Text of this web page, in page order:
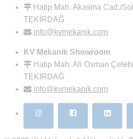
Hatip Mah. Akasma Cad./
TEKİRDAĞ
info@kvmekanik.com
KV Mekanik Showroom
Hatip Mah. Ali Osman
TEKİRDAĞ
info@kvmekanik.com